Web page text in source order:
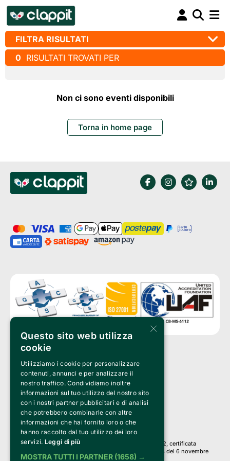
FILTRA RISULTATI
0 RISULTATI TROVATI PER
Non ci sono eventi disponibili
Torna in home page
Clappit è un marchio di proprietà di:
Bemils Srl
a Socio Unico
Via Fosse Ardeatine, 4 -20092 Cinisello Balsamo (MI)
PI 05589050961
Iscr. C.C.I.A.A. Milano R.E.A. 1833471
© 2010-2025 Bemils Srl - Tutti i diritti riservati
Credits:
Clappit è basato sulla piattaforma di biglietteria Belive 6.2, certificata
dall’Agenzia delle Entrate con protocollo n. 2025/445474 del 6 novembre
2025.
×
Questo sito web utilizza
cookie
Utilizziamo i cookie per personalizzare
contenuti, annunci e per analizzare il
nostro traffico. Condividiamo inoltre
informazioni sul tuo utilizzo del nostro sito
con i nostri partner pubblicitari e di analisi
che potrebbero combinarle con altre
informazioni che hai fornito loro o che
hanno raccolto dal tuo utilizzo dei loro
servizi. Leggi di più
MOSTRA TUTTI I PARTNER (1658) →